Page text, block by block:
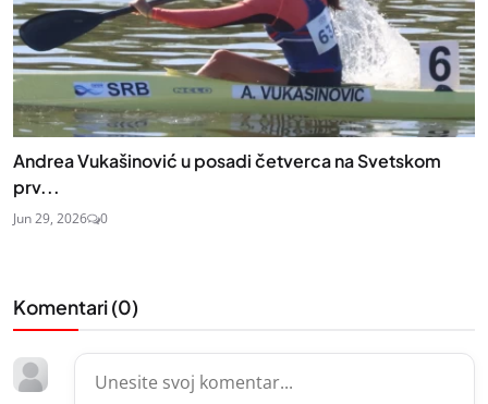
Andrea Vukašinović u posadi četverca na Svetskom
prv...
Jun 29, 2026 0
Komentari (0)